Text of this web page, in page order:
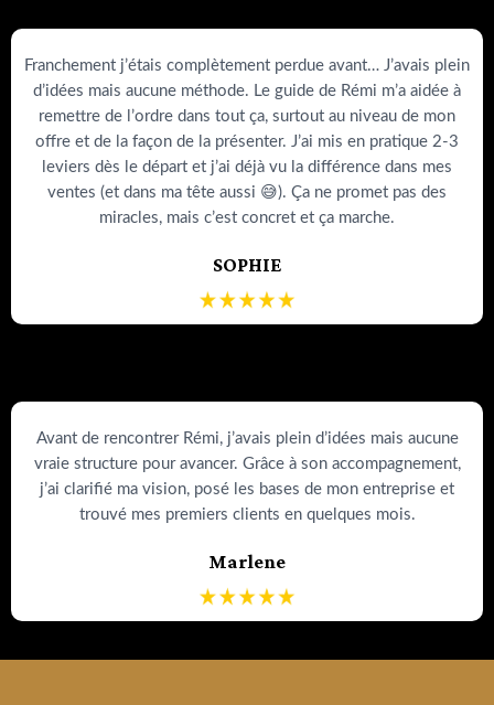
Franchement j’étais complètement perdue avant… J’avais plein
d’idées mais aucune méthode. Le guide de Rémi m’a aidée à
remettre de l’ordre dans tout ça, surtout au niveau de mon
offre et de la façon de la présenter. J’ai mis en pratique 2-3
leviers dès le départ et j’ai déjà vu la différence dans mes
ventes (et dans ma tête aussi 😅). Ça ne promet pas des
miracles, mais c’est concret et ça marche.
SOPHIE
Avant de rencontrer Rémi, j’avais plein d’idées mais aucune
vraie structure pour avancer. Grâce à son accompagnement,
j’ai clarifié ma vision, posé les bases de mon entreprise et
trouvé mes premiers clients en quelques mois.
Marlene